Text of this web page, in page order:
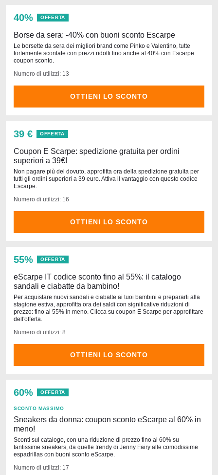
40% OFFERTA
Borse da sera: -40% con buoni sconto Escarpe
Le borsette da sera dei migliori brand come Pinko e Valentino, tutte
fortemente scontate con prezzi ridotti fino anche al 40% con Escarpe
coupon sconto.
Numero di utilizzi: 13
OTTIENI LO SCONTO
39 € OFFERTA
Coupon E Scarpe: spedizione gratuita per ordini
superiori a 39€!
Non pagare più del dovuto, approfitta ora della spedizione gratuita per
tutti gli ordini superiori a 39 euro. Attiva il vantaggio con questo codice
Escarpe.
Numero di utilizzi: 16
OTTIENI LO SCONTO
55% OFFERTA
eScarpe IT codice sconto fino al 55%: il catalogo
sandali e ciabatte da bambino!
Per acquistare nuovi sandali e ciabatte ai tuoi bambini e prepararti alla
stagione estiva, approfitta ora dei saldi con significative riduzioni di
prezzo: fino al 55% in meno. Clicca su coupon E Scarpe per approfittare
dell'offerta.
Numero di utilizzi: 8
OTTIENI LO SCONTO
60% OFFERTA
SCONTO MASSIMO
Sneakers da donna: coupon sconto eScarpe al 60% in
meno!
Sconti sul catalogo, con una riduzione di prezzo fino al 60% su
tantissime sneakers, da quelle trendy di Jenny Fairy alle comodissime
espadrillas con buoni sconto eScarpe.
Numero di utilizzi: 17